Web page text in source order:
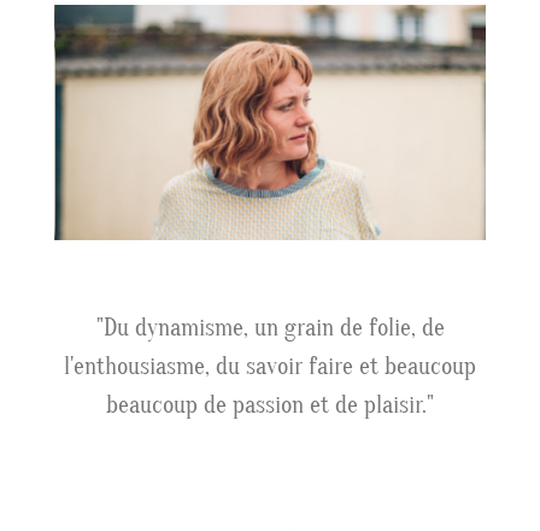
"Du dynamisme, un grain de folie, de
l'enthousiasme, du savoir faire et beaucoup
beaucoup de passion et de plaisir."